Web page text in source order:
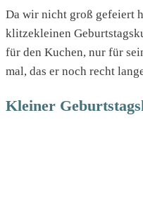
Da wir nicht groß gefeiert
klitzekleinen
für den Kuchen, nur für
mal, das er noch recht
Kleiner